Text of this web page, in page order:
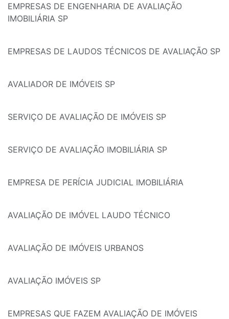
EMPRESAS DE ENGENHARIA DE AVALIAÇÃO
IMOBILIÁRIA SP
EMPRESAS DE LAUDOS TÉCNICOS DE AVALIAÇÃO SP
AVALIADOR DE IMÓVEIS SP
SERVIÇO DE AVALIAÇÃO DE IMÓVEIS SP
SERVIÇO DE AVALIAÇÃO IMOBILIÁRIA SP
EMPRESA DE PERÍCIA JUDICIAL IMOBILIÁRIA
AVALIAÇÃO DE IMÓVEL LAUDO TÉCNICO
AVALIAÇÃO DE IMÓVEIS URBANOS
AVALIAÇÃO IMÓVEIS SP
EMPRESAS QUE FAZEM AVALIAÇÃO DE IMÓVEIS